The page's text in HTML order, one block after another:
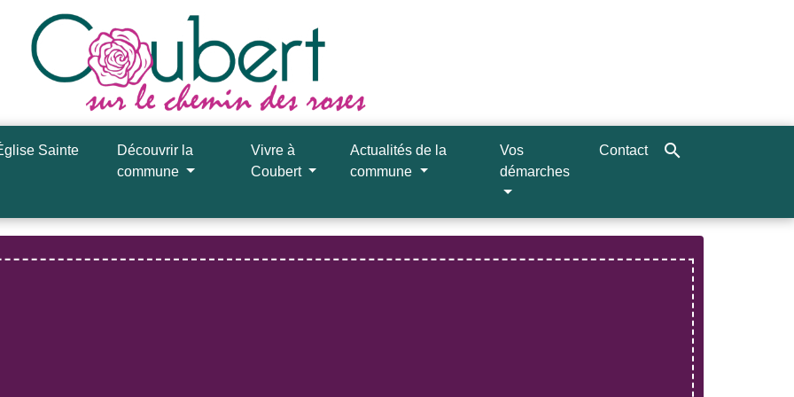
Sainte
Découvrir la
commune
Vivre à
Coubert
Actualités de la
commune
Vos
démarches
Contact search